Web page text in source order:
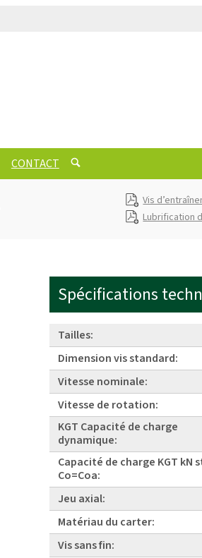
CONTACT
Vis
Lubrification
Spécifications
Tailles:
Dimension vis standard:
Vitesse nominale:
Vitesse de rotation:
KGT Capacité de charge
dynamique:
Capacité de charge KGT kN
Co=Coa:
Jeu axial:
Matériau du carter:
Vis sans fin: